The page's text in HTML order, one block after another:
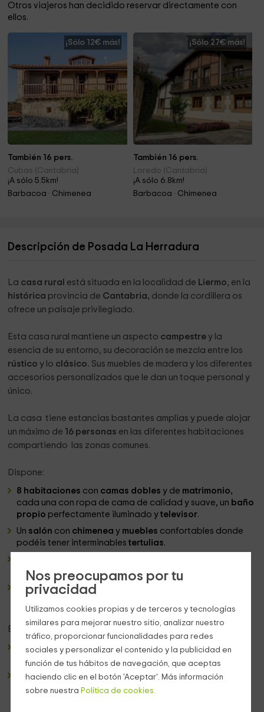
Nos preocupamos por tu
privacidad
Utilizamos cookies propias y de terceros y tecnologías
similares para mejorar nuestro sitio, analizar nuestro
tráfico, proporcionar funcionalidades para redes
sociales y personalizar el contenido y la publicidad en
función de tus hábitos de navegación, que aceptas
haciendo clic en el botón 'Aceptar'. Más información
sobre nuestra Política de cookies.
Otros viajeros han decidido reservar directamente con
ellos.
¡Sólo 12€ más!
También 16 pers.
Cubas (Cantabria)
¡A sólo 5.5km!
Barbacoa · Chimenea
¡Sólo 27€ más!
También 16 pers.
Loredo (Cantabria)
¡A sólo 6.8km!
Barbacoa · Chimenea
Descripción de Posada La Herradura
La casa rural está situada en la localidad de Liermo, en la
histórica provincia de Cantabria, donde la cordillera os
ofrece un paisaje privilegiado.
Esta casa rural mantiene un aspecto campestre y la
esencia de su entorno, su decoración se mezcla entre los
rústico y lo clásico. Sus muebles de madera y los diferentes
accesorios personalizados que le dan un toque personal y
único.
La casa tiene estancias bastantes amplias y puede alojar
un máximo de 16 personas en las diferentes habitaciones
compartiendo las zonas comunes.
Dispone:
8 habitaciones con camas doblesy de matrimonio,
cada una con ropa de cama de calidad y suave, un baño
propio perfectamente iluminado y televisor.
Un salón con chimenea y muebles confortables donde
podéis tener interminablestertulias.
lectura.
Uncomedorenorme, parece un comedor de la casa de
abuela, hogareño, cercano y deliciosos, de 16 plazas,
donde sentarse a desayunar es todo un placer.
En el exterior:
Podéis disfrutar de un enormejardínfloreado, respirar
aire fresco y explorar.
En suterrazapodéis pasar largos ratos, desayunando,
merendando o en una cálida conversación rodeada de